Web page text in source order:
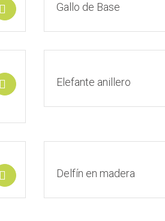
Select optionsGallo de Base
Select optionsElefante anillero
Select optionsDelfín en madera